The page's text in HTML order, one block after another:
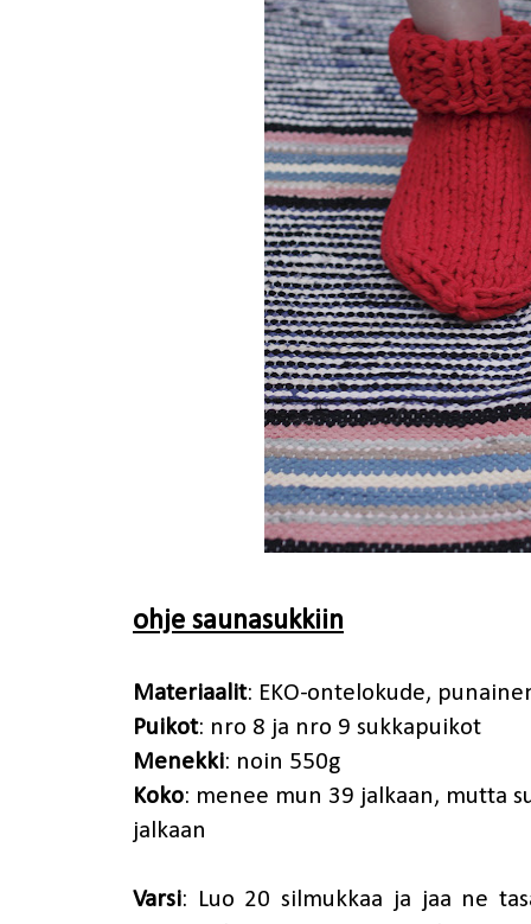
ohje saunasukkiin
Materiaalit: EKO-ontelokude,
Puikot: nro 8 ja nro 9 sukkapuikot
Menekki: noin 550g
Koko: menee mun 39 jalkaan, mutta
jalkaan
Varsi: Luo 20 silmukkaa ja jaa ne